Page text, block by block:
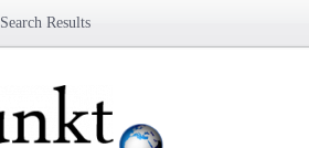
Search Results